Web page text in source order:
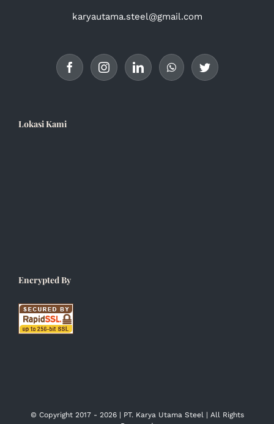
karyautama.steel@gmail.com
Lokasi Kami
Encrypted By
© Copyright 2017 - 2026 | PT. Karya Utama Steel | All Rights